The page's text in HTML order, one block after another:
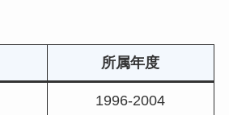
所属年度
1996-2004